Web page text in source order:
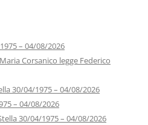
– 04/08/2026
Corsanico legge Federico
30/04/1975 – 04/08/2026
– 04/08/2026
30/04/1975 – 04/08/2026